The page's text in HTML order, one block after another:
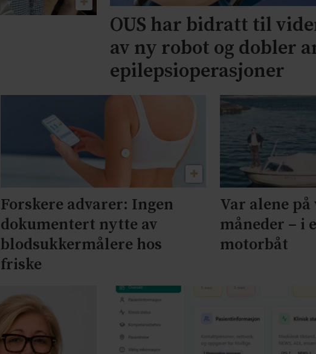
OUS har bidratt til
av ny robot og dobler
epilepsioperasjoner
Forskere advarer: Ingen
dokumentert nytte av
blodsukkermålere hos
friske
Var alene
måneder – i
motorbåt